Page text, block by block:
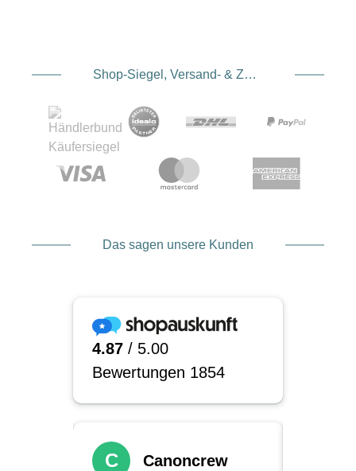
Shop-Siegel, Versand- & Zahlungsdienstleister
Das sagen unsere Kunden